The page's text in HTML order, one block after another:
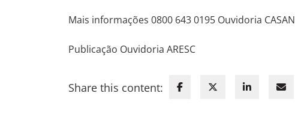
Mais informações 0800 643 0195 Ouvidoria CASAN
Publicação Ouvidoria ARESC
Share this content: